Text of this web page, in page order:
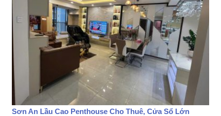
Sơn An Lầu Cao Penthouse Cho Thuê, Cửa Sổ Lớn